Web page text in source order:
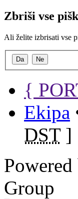
Zbriši vse
Ali želite izbrisati vse
{
Ekipa
DST]
Group